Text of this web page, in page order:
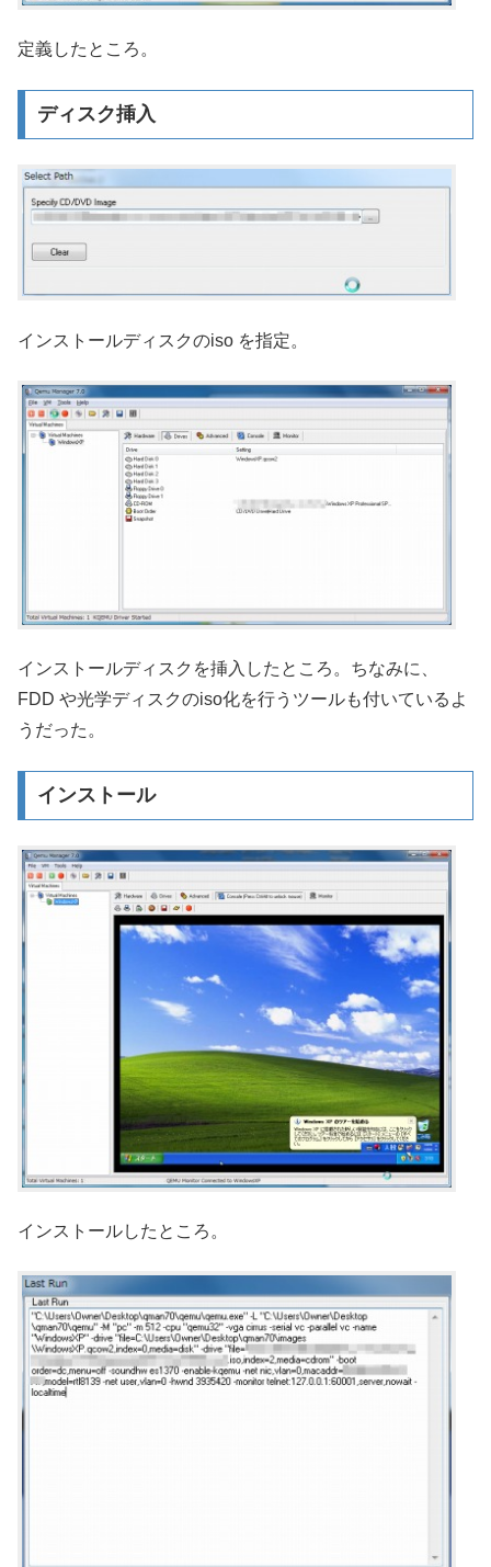
定義したところ。
ディスク挿入
インストールディスクのiso を指定。
インストールディスクを挿入したところ。ちなみに、
FDD や光学ディスクのiso化を行うツールも付いているよ
うだった。
インストール
インストールしたところ。